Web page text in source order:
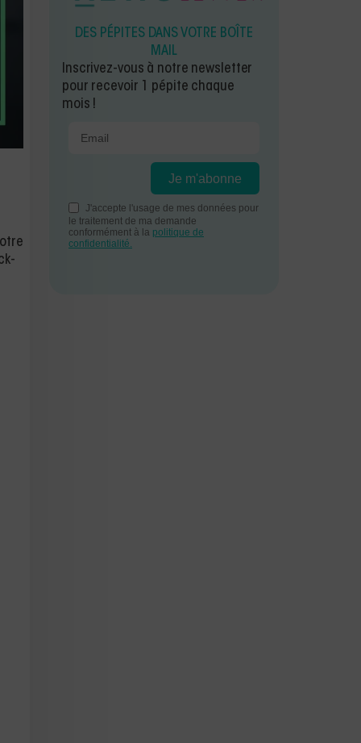
DES PÉPITES DANS VOTRE BOÎTE
MAIL
Inscrivez-vous à notre newsletter
pour recevoir 1 pépite chaque
mois !